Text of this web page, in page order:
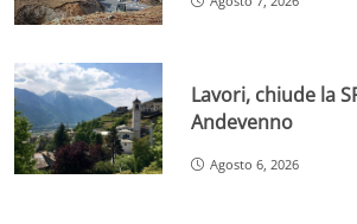
Lavori, chiude la
Andevenno
Agosto 6, 2026